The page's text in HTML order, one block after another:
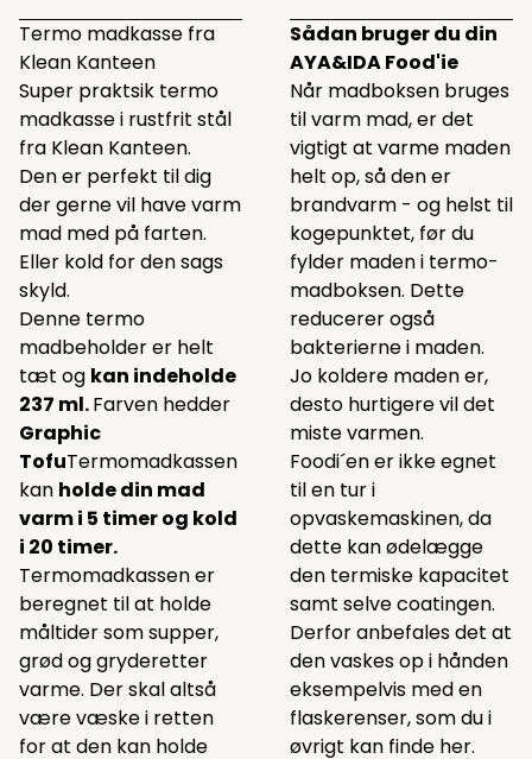
Termo madkasse fra
Klean Kanteen
Super praktsik termo
madkasse i rustfrit stål
fra Klean Kanteen.
Den er perfekt til dig
der gerne vil have varm
mad med på farten.
Eller kold for den sags
skyld.
Denne termo
madbeholder er helt
tæt og kan indeholde
237 ml.Farven hedder
Graphic
TofuTermomadkassen
kan holde din mad
varm i 5 timer og kold
i 20 timer.
Termomadkassen er
beregnet til at holde
måltider som supper,
grød og gryderetter
varme. Der skal altså
være væske i retten
for at den kan holde
Sådan bruger du din
AYA&IDA Food'ie
Når madboksen bruges
til varm mad, er det
vigtigt at varme maden
helt op, så den er
brandvarm - og helst til
kogepunktet, før du
fylder maden i termo-
madboksen. Dette
reducerer også
bakterierne i maden.
Jo koldere maden er,
desto hurtigere vil det
miste varmen.
Foodi´en er ikke egnet
til en tur i
opvaskemaskinen, da
dette kan ødelægge
den termiske kapacitet
samt selve coatingen.
Derfor anbefales det at
den vaskes op i hånden
eksempelvis med en
flaskerenser, som du i
øvrigt kan finde her.